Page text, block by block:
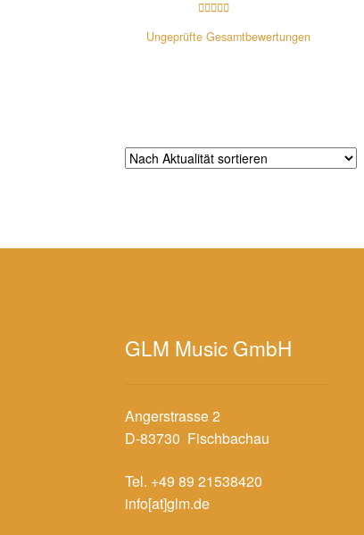
5.00von 5
Ungeprüfte Gesamtbewertungen
GLM Music GmbH
Angerstrasse 2
D-83730 Fischbachau
Tel. +49 89 21538420
info[at]glm.de